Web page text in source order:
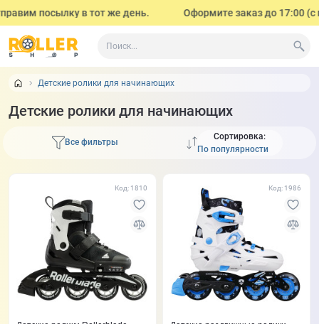
посылку в тот же день. Оформите заказ до 17:00 (с
Детские ролики для начинающих
Детские ролики для начинающих
Все фильтры
Сортировка:
Код: 1810 Код: 1986